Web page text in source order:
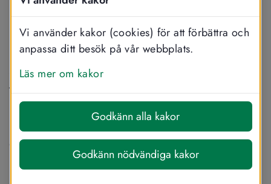
Vi använder kakor (cookies) för att förbättra och
anpassa ditt besök på vår webbplats.
Läs mer om kakor
Godkänn alla kakor
Godkänn nödvändiga kakor
har tillfälligt flyttat
Stöd- och återhämtningscenter har
tillfälligt flyttat sin verksamhet till
Hägerflychtsgatan 4 i Eksjö. Flytten beror
på en vattenläcka som inträffade i de
ordinarie lokalerna på Kaserngatan i
mitten av februari.